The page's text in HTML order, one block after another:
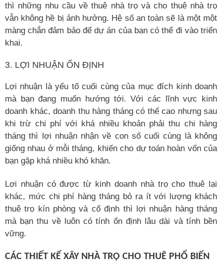
thì những nhu cầu về thuê nhà trọ và cho thuê nhà trọ
vẫn không hề bị ảnh hưởng. Hệ số an toàn sẽ là một một
màng chắn đảm bảo để dự án của bạn có thể đi vào triển
khai.
3. LỢI NHUẬN ỔN ĐỊNH
Lợi nhuận là yếu tố cuối cùng của mục đích kinh doanh
mà bạn đang muốn hướng tới. Với các lĩnh vực kinh
doanh khác, doanh thu hàng tháng có thể cao nhưng sau
khi trừ chi phí với khá nhiều khoản phải thu chi hàng
tháng thì lợi nhuận nhận về con số cuối cùng là không
giống nhau ở mỗi tháng, khiến cho dự toán hoàn vốn của
bạn gặp khá nhiều khó khăn.
Lợi nhuận có được từ kinh doanh nhà trọ cho thuê lại
khác, mức chi phí hàng tháng bỏ ra ít với lượng khách
thuê trọ kín phòng và cố định thì lợi nhuận hàng tháng
mà bạn thu về luôn có tính ổn định lâu dài và tính bền
vững.
CÁC THIẾT KẾ XÂY NHÀ TRỌ CHO THUÊ PHỔ BIẾN